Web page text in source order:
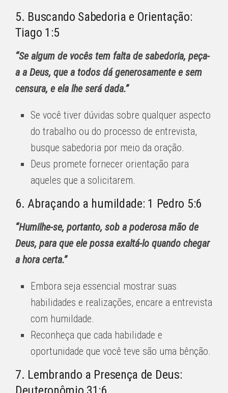
5. Buscando Sabedoria e Orientação:
Tiago 1:5
“Se algum de vocês tem falta de sabedoria, peça-
a a Deus, que a todos dá generosamente e sem
censura, e ela lhe será dada.”
Se você tiver dúvidas sobre qualquer aspecto
do trabalho ou do processo de entrevista,
busque sabedoria por meio da oração.
Deus promete fornecer orientação para
aqueles que a solicitarem.
6. Abraçando a humildade: 1 Pedro 5:6
“Humilhe-se, portanto, sob a poderosa mão de
Deus, para que ele possa exaltá-lo quando chegar
a hora certa.”
Embora seja essencial mostrar suas
habilidades e realizações, encare a entrevista
com humildade.
Reconheça que cada habilidade e
oportunidade que você teve são uma bênção.
7. Lembrando a Presença de Deus: